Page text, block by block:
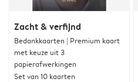
Zacht & verfijnd
Bedankkaarten | Premium kaart
met keuze uit 3
papierafwerkingen
Set van 10 kaarten